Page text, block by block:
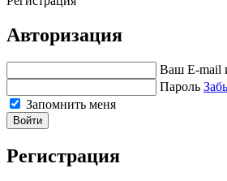
Авторизация
Ваш E-mail
Пароль
Запомнить меня
Войти
Регистрация